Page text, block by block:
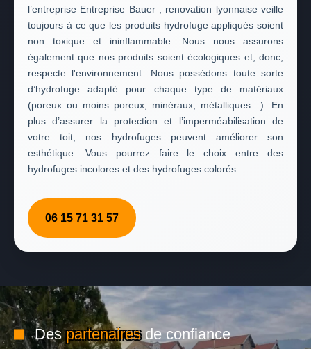
l’entreprise Entreprise Bauer , renovation lyonnaise veille
toujours à ce que les produits hydrofuge appliqués soient
non toxique et ininflammable. Nous nous assurons
également que nos produits soient écologiques et, donc,
respecte l'environnement. Nous possédons toute sorte
d’hydrofuge adapté pour chaque type de matériaux
(poreux ou moins poreux, minéraux, métalliques…). En
plus d’assurer la protection et l’imperméabilisation de
votre toit, nos hydrofuges peuvent améliorer son
esthétique. Vous pourrez faire le choix entre des
hydrofuges incolores et des hydrofuges colorés.
06 15 71 31 57
Despartenairesde confiance